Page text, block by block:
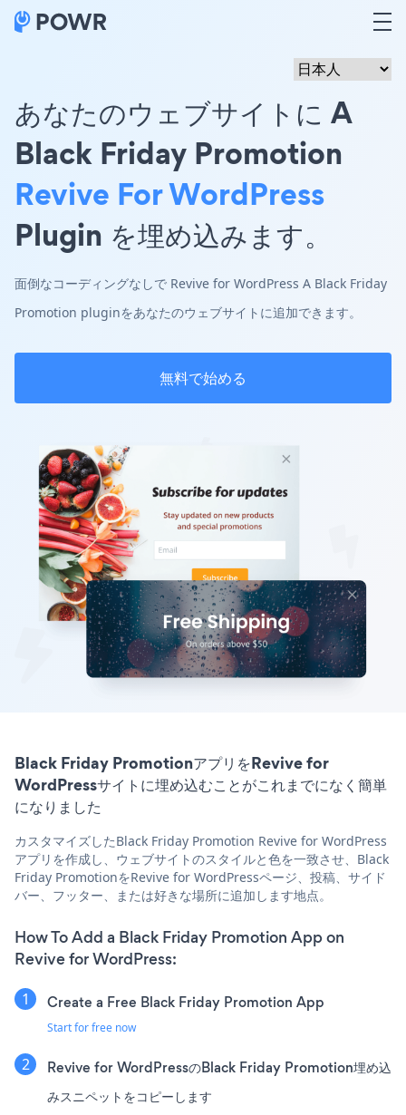
あなたのウェブサイトに A
Black Friday Promotion
Revive For WordPress
Plugin を埋め込みます。
面倒なコーディングなしで Revive for WordPress A Black Friday
Promotion pluginをあなたのウェブサイトに追加できます。
無料で始める
Black Friday PromotionアプリをRevive for
WordPressサイトに埋め込むことがこれまでになく簡単
になりました
カスタマイズしたBlack Friday Promotion Revive for WordPress
アプリを作成し、ウェブサイトのスタイルと色を一致させ、Black
Friday PromotionをRevive for WordPressページ、投稿、サイド
バー、フッター、または好きな場所に追加します地点。
How To Add a Black Friday Promotion App on
Revive for WordPress:
Create a Free Black Friday Promotion App
Start for free now
Revive for WordPressのBlack Friday Promotion埋め込
みスニペットをコピーします